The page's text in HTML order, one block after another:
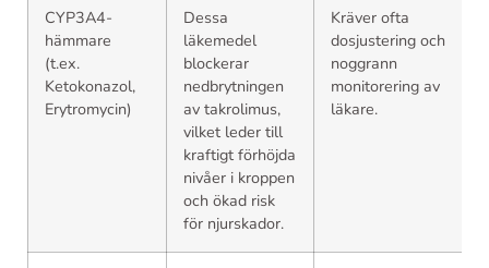
CYP3A4-
hämmare
(t.ex.
Ketokonazol,
Erytromycin)
Dessa
läkemedel
blockerar
nedbrytningen
av takrolimus,
vilket leder till
kraftigt förhöjda
nivåer i kroppen
och ökad risk
för njurskador.
Kräver ofta
dosjustering och
noggrann
monitorering av
läkare.